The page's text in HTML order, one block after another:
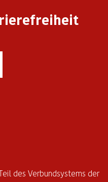
des Verbundsystems der